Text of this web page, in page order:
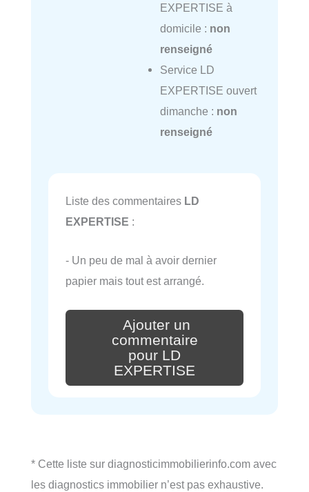
EXPERTISE à
domicile : non
renseigné
Service LD
EXPERTISE ouvert
dimanche : non
renseigné
Liste des commentaires LD
EXPERTISE :
- Un peu de mal à avoir dernier
papier mais tout est arrangé.
Ajouter un
commentaire
pour LD
EXPERTISE
* Cette liste sur diagnosticimmobilierinfo.com avec
les diagnostics immobilier n’est pas exhaustive.